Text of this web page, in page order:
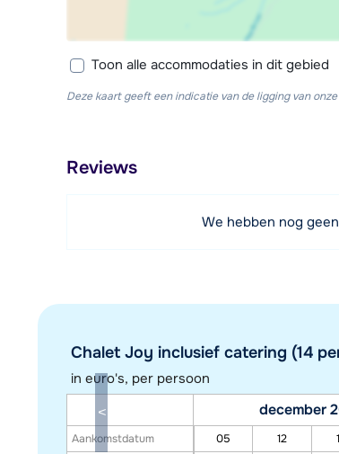
Toon alle accommodaties in dit gebied
Deze kaart geeft een indicatie van de ligging van
Reviews
We hebben nog
Chalet Joy inclusief catering (14
in euro's, per persoon
Aankomstdatum
december
05 12